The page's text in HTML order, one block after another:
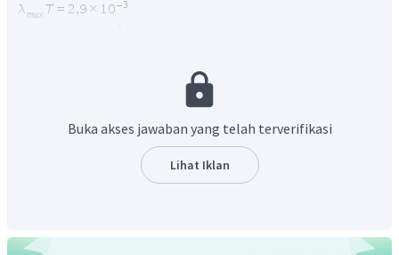
Untuk permukaan matahari
Sedangkan untuk bom atom
Buka akses jawaban yang telah terverifikasi
Lihat Iklan